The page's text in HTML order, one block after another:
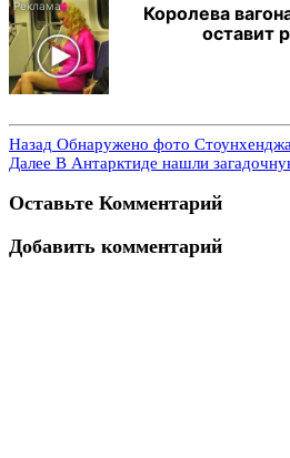
Королева
оставит
Назад Обнаружено фото
Далее В Антарктиде нашли
Оставьте Комментарий
Добавить комментарий